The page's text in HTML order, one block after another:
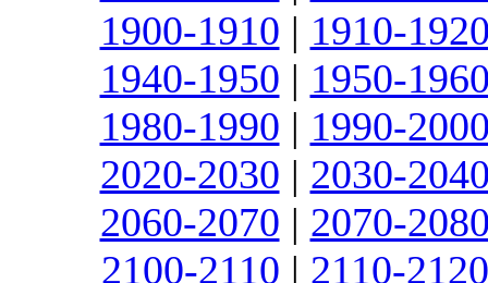
1900-1910 | 1910-
1940-1950 | 1950-
1980-1990 | 1990-
2020-2030 | 2030-
2060-2070 | 2070-
2100-2110 | 2110-2120